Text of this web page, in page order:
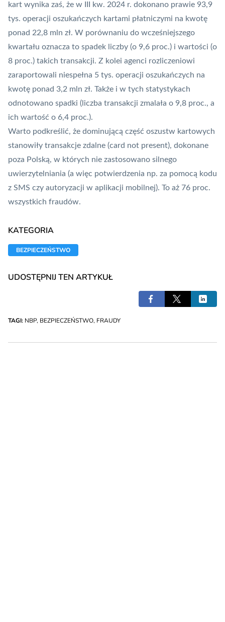
kart wynika zaś, że w III kw. 2024 r. dokonano prawie 93,9
tys. operacji oszukańczych kartami płatniczymi na kwotę
ponad 22,8 mln zł. W porównaniu do wcześniejszego
kwartału oznacza to spadek liczby (o 9,6 proc.) i wartości (o
8 proc.) takich transakcji. Z kolei agenci rozliczeniowi
zaraportowali niespełna 5 tys. operacji oszukańczych na
kwotę ponad 3,2 mln zł. Także i w tych statystykach
odnotowano spadki (liczba transakcji zmalała o 9,8 proc., a
ich wartość o 6,4 proc.).
Warto podkreślić, że dominującą część oszustw kartowych
stanowiły transakcje zdalne (card not present), dokonane
poza Polską, w których nie zastosowano silnego
uwierzytelniania (a więc potwierdzenia np. za pomocą kodu
z SMS czy autoryzacji w aplikacji mobilnej). To aż 76 proc.
wszystkich fraudów.
KATEGORIA
BEZPIECZEŃSTWO
UDOSTĘPNIJ TEN ARTYKUŁ
TAGI: NBP, BEZPIECZEŃSTWO, FRAUDY